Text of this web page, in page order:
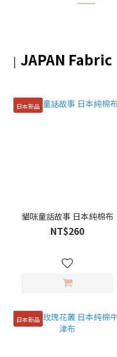
｜ JAPAN Fabric
日本新品
貓咪童話故事 日本純棉布
NT$260
日本新品